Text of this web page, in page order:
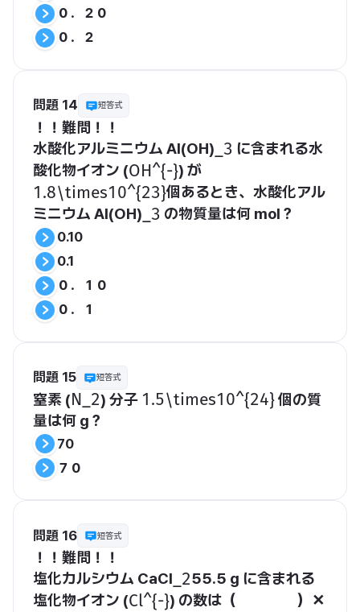
０．２０
０．２
問題 14 短答式
！！難問！！
水酸化アルミニウム Al(OH) ​_3​ に含まれる水
酸化物イオン (​OH^{-}​) が
​1.8\times10^{23}​個あるとき、水酸化アル
ミニウム Al(OH) ​_3​ の物質量は何 mol？
0.10
0.1
０．１０
０．１
問題 15 短答式
窒素 (​N_2​) 分子 ​1.5\times10^{24}​ 個の質
量は何 g？
70
７０
問題 16 短答式
！！難問！！
塩化カルシウム CaCl ​_2​55.5 g に含まれる
塩化物イオン (​Cl^{-}​) の数は（　　　　）✕